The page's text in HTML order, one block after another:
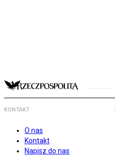
KONTAKT
O nas
Kontakt
Napisz do nas